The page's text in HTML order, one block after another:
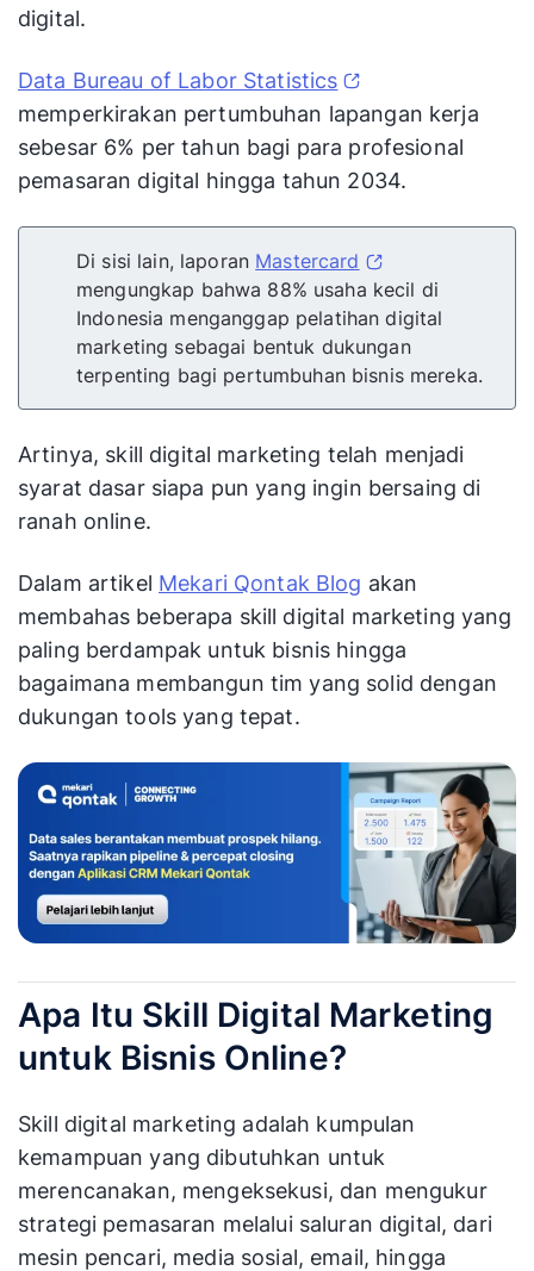
digital.
Data Bureau of Labor Statistics
memperkirakan pertumbuhan lapangan kerja
sebesar 6% per tahun bagi para profesional
pemasaran digital hingga tahun 2034.
Di sisi lain, laporan Mastercard
mengungkap bahwa 88% usaha kecil di
Indonesia menganggap pelatihan digital
marketing sebagai bentuk dukungan
terpenting bagi pertumbuhan bisnis mereka.
Artinya, skill digital marketing telah menjadi
syarat dasar siapa pun yang ingin bersaing di
ranah online.
Dalam artikel Mekari Qontak Blog akan
membahas beberapa skill digital marketing yang
paling berdampak untuk bisnis hingga
bagaimana membangun tim yang solid dengan
dukungan tools yang tepat.
Apa Itu Skill Digital Marketing
untuk Bisnis Online?
Skill digital marketing adalah kumpulan
kemampuan yang dibutuhkan untuk
merencanakan, mengeksekusi, dan mengukur
strategi pemasaran melalui saluran digital, dari
mesin pencari, media sosial, email, hingga